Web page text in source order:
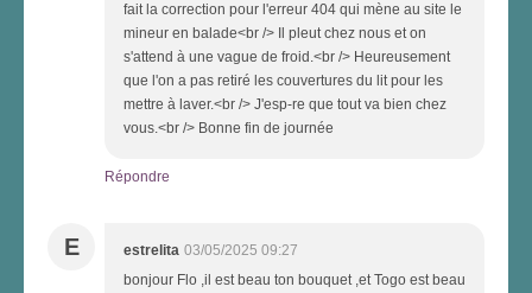
fait la correction pour l'erreur 404 qui mène au site le
mineur en balade<br /> Il pleut chez nous et on
s'attend à une vague de froid.<br /> Heureusement
que l'on a pas retiré les couvertures du lit pour les
mettre à laver.<br /> J'esp-re que tout va bien chez
vous.<br /> Bonne fin de journée
Répondre
E estrelita 03/05/2025 09:27
bonjour Flo ,il est beau ton bouquet ,et Togo est beau